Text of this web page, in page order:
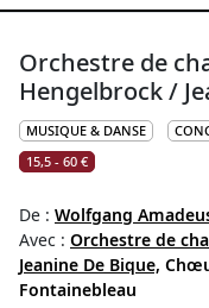
Orchestre de
Hengelbrock /
MUSIQUE & DANSE
15,5 - 60 €
De : Wolfgang
Avec : Orchestre de
Jeanine De Bique,
Fontainebleau